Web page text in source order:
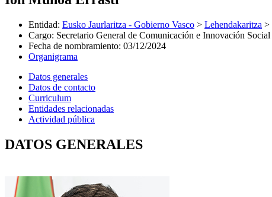
Entidad: Eusko Jaurlaritza - Gobierno Vasco > Lehendakaritza >
Cargo: Secretario General de Comunicación e Innovación Social
Fecha de nombramiento: 03/12/2024
Organigrama
Datos generales
Datos de contacto
Curriculum
Entidades relacionadas
Actividad pública
DATOS GENERALES